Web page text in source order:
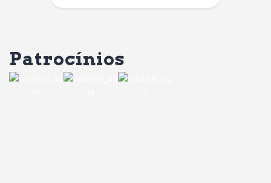
Patrocínios